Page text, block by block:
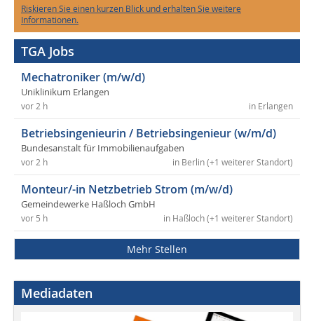
Riskieren Sie einen kurzen Blick und erhalten Sie weitere
Informationen.
TGA Jobs
Mechatroniker (m/w/d)
Uniklinikum Erlangen
in Erlangen
vor 2 h
Betriebsingenieurin / Betriebsingenieur (w/m/d)
Bundesanstalt für Immobilienaufgaben
in Berlin (+1 weiterer Standort)
vor 2 h
Monteur/-in Netzbetrieb Strom (m/w/d)
Gemeindewerke Haßloch GmbH
in Haßloch (+1 weiterer Standort)
vor 5 h
Mehr Stellen
Mediadaten